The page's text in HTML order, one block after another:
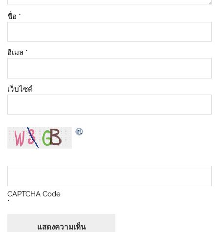
ชื่อ *
อีเมล *
เว็บไซต์
CAPTCHA Code
*